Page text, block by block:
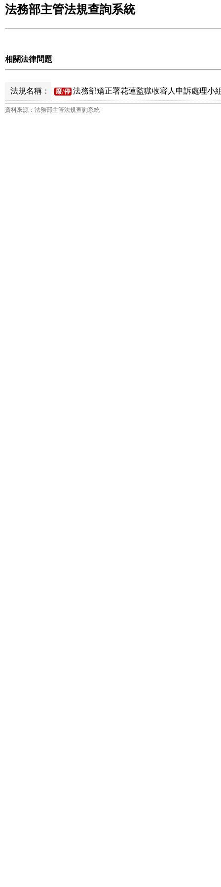
法務部主管法規查詢系統
相關法律問題
法規名稱： 廢/停 法務部矯正署花蓮監獄收容人申訴處理小
資料來源：法務部主管法規查詢系統